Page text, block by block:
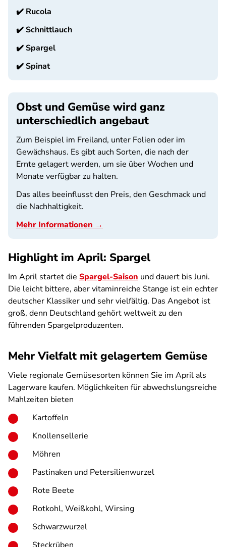
✔️ Rucola
✔️Schnittlauch
✔️Spargel
✔️Spinat
Obst und Gemüse wird ganz
unterschiedlich angebaut
Zum Beispiel im Freiland, unter Folien oder im
Gewächshaus. Es gibt auch Sorten, die nach der
Ernte gelagert werden, um sie über Wochen und
Monate verfügbar zu halten.
Das alles beeinflusst den Preis, den Geschmack und
die Nachhaltigkeit.
Mehr Informationen →
Highlight im April: Spargel
Im April startet die Spargel-Saison und dauert bis Juni.
Die leicht bittere, aber vitaminreiche Stange ist ein echter
deutscher Klassiker und sehr vielfältig. Das Angebot ist
groß, denn Deutschland gehört weltweit zu den
führenden Spargelproduzenten.
Mehr Vielfalt mit gelagertem Gemüse
Viele regionale Gemüsesorten können Sie im April als
Lagerware kaufen. Möglichkeiten für abwechslungsreiche
Mahlzeiten bieten
Kartoffeln
Knollensellerie
Möhren
Pastinaken und Petersilienwurzel
Rote Beete
Rotkohl, Weißkohl, Wirsing
Schwarzwurzel